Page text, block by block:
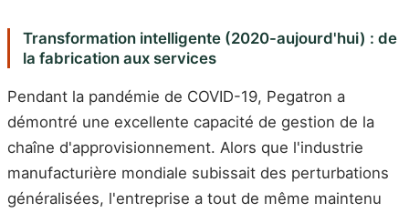
Transformation intelligente (2020-aujourd'hui) : de
la fabrication aux services
Pendant la pandémie de COVID-19, Pegatron a
démontré une excellente capacité de gestion de la
chaîne d'approvisionnement. Alors que l'industrie
manufacturière mondiale subissait des perturbations
généralisées, l'entreprise a tout de même maintenu